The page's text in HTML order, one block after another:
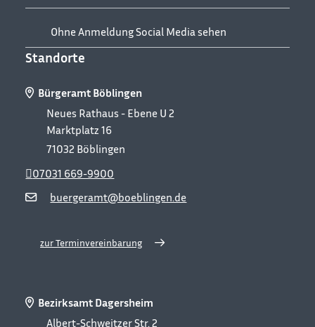
Ohne Anmeldung Social Media sehen
Standorte
Bürgeramt Böblingen
Neues Rathaus - Ebene U 2
Marktplatz 16
71032 Böblingen
buergeramt@boeblingen.de
07031 669-9900
zur Terminvereinbarung
Bezirksamt Dagersheim
Albert-Schweitzer Str. 2